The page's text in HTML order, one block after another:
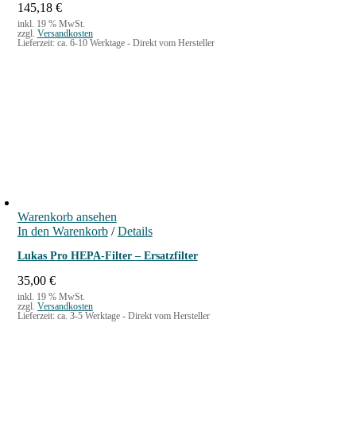
145,18 €
inkl. 19 % MwSt.
zzgl. Versandkosten
Lieferzeit: ca. 6-10 Werktage - Direkt vom Hersteller
Warenkorb ansehen
In den Warenkorb / Details
Lukas Pro HEPA-Filter – Ersatzfilter
35,00 €
inkl. 19 % MwSt.
zzgl. Versandkosten
Lieferzeit: ca. 3-5 Werktage - Direkt vom Hersteller